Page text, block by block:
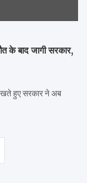
के बाद जागी सरकार,
हुए सरकार ने अब